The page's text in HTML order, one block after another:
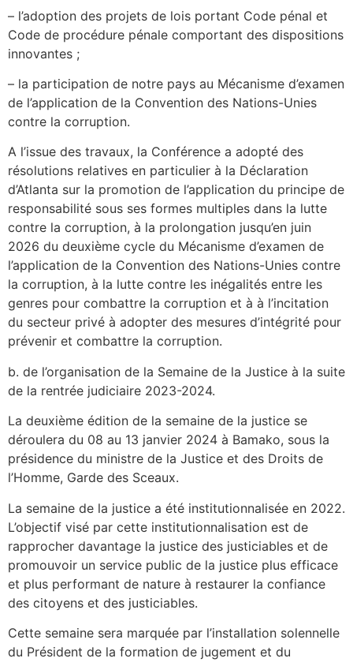
– l’adoption des projets de lois portant Code pénal et
Code de procédure pénale comportant des dispositions
innovantes ;
– la participation de notre pays au Mécanisme d’examen
de l’application de la Convention des Nations-Unies
contre la corruption.
A l’issue des travaux, la Conférence a adopté des
résolutions relatives en particulier à la Déclaration
d’Atlanta sur la promotion de l’application du principe de
responsabilité sous ses formes multiples dans la lutte
contre la corruption, à la prolongation jusqu’en juin
2026 du deuxième cycle du Mécanisme d’examen de
l’application de la Convention des Nations-Unies contre
la corruption, à la lutte contre les inégalités entre les
genres pour combattre la corruption et à à l’incitation
du secteur privé à adopter des mesures d’intégrité pour
prévenir et combattre la corruption.
b. de l’organisation de la Semaine de la Justice à la suite
de la rentrée judiciaire 2023-2024.
La deuxième édition de la semaine de la justice se
déroulera du 08 au 13 janvier 2024 à Bamako, sous la
présidence du ministre de la Justice et des Droits de
l’Homme, Garde des Sceaux.
La semaine de la justice a été institutionnalisée en 2022.
L’objectif visé par cette institutionnalisation est de
rapprocher davantage la justice des justiciables et de
promouvoir un service public de la justice plus efficace
et plus performant de nature à restaurer la confiance
des citoyens et des justiciables.
Cette semaine sera marquée par l’installation solennelle
du Président de la formation de jugement et du